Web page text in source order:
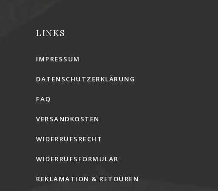
LINKS
IMPRESSUM
DATENSCHUTZERKLÄRUNG
FAQ
VERSANDKOSTEN
WIDERRUFSRECHT
WIDERRUFSFORMULAR
REKLAMATION & RETOUREN